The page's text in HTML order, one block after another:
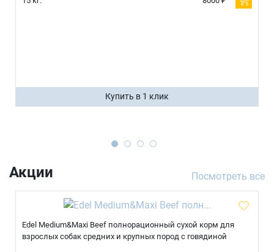
Купить в 1 клик
Акции Посмотреть все
Edel Medium&Maxi Beef полнорационный сухой корм для
взрослых собак средних и крупных пород с говядиной